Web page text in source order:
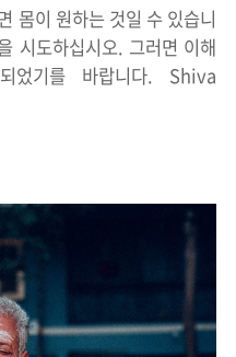
몸이 원하는 것일 수 있습니
시도하십시오. 그러면 이해
었기를 바랍니다. Shiva